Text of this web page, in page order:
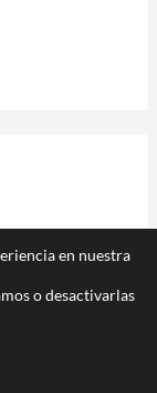
en nuestra
o desactivarlas